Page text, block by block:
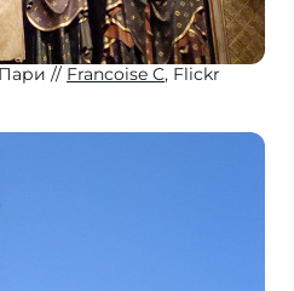
Francoise C, Flickr